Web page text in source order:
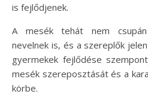
is fejlődjenek.
A mesék tehát nem csupán
nevelnek is, és a szereplők
gyermekek fejlődése
mesék szereposztását és a
körbe.